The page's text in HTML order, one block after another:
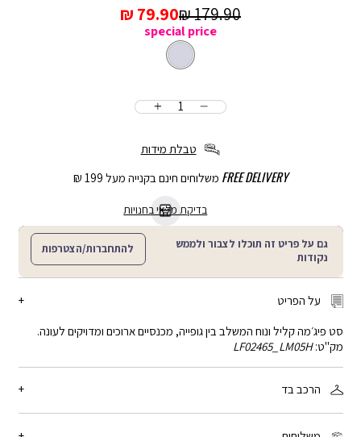
מחיר
מכירה
79.90 ₪
מחיר
רגיל
179.90 ₪
special price
טבלת מידות
FREE DELIVERY משלוחים חינם בקנייה מעל 199 ₪
בדיקת מלאי בחנויות
גם על פריט זה תוכלו לצבור ולממש
נקודות
להתחברות/הצטרפות
על הפריט
הרכב בד
סט פיג׳מה קליל ונוח המשלב בין גופייה, מכנסיים ארוכים ומדויקים לעונה.
מק"ט: LF02465_LM05H